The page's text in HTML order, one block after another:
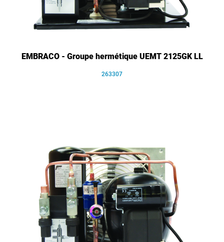
EMBRACO - Groupe hermétique UEMT 2125GK LL
263307